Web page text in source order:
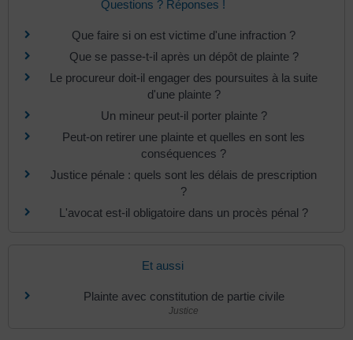
Questions ? Réponses !
Que faire si on est victime d'une infraction ?
Que se passe-t-il après un dépôt de plainte ?
Le procureur doit-il engager des poursuites à la suite
d'une plainte ?
Un mineur peut-il porter plainte ?
Peut-on retirer une plainte et quelles en sont les
conséquences ?
Justice pénale : quels sont les délais de prescription
?
L'avocat est-il obligatoire dans un procès pénal ?
Et aussi
Plainte avec constitution de partie civile
Justice